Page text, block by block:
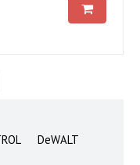
DeWALT